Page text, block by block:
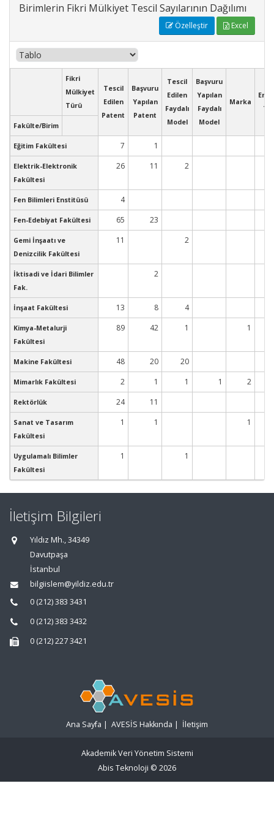
Birimlerin Fikri Mülkiyet Tescil Sayılarının Dağılımı
Özelleştir Excel
Fikri
Mülkiyet
Türü
Tescil
Edilen
Patent
Başvuru
Yapılan
Patent
Tescil
Edilen
Faydalı
Model
Başvuru
Yapılan
Faydalı
Model
Marka
Fakülte/Birim
Eğitim Fakültesi 7 1
Elektrik-Elektronik
Fakültesi
26 11 2
Fen Bilimleri Enstitüsü 4
Fen-Edebiyat Fakültesi 65 23
Gemi İnşaatı ve
Denizcilik Fakültesi
11 2
İktisadi ve İdari Bilimler
Fak.
2
İnşaat Fakültesi 13 8 4
Kimya-Metalurji
Fakültesi
89 42 1 1
Makine Fakültesi 48 20 20
Mimarlık Fakültesi 2 1 1 1 2
Rektörlük 24 11
Sanat ve Tasarım
Fakültesi
1 1 1
Uygulamalı Bilimler
Fakültesi
1 1
İletişim Bilgileri
Yıldız Mh., 34349
Davutpaşa
İstanbul
bilgiislem@yildiz.edu.tr
0 (212) 383 3431
0 (212) 383 3432
0 (212) 227 3421
Ana Sayfa | AVESİS Hakkında | İletişim
Akademik Veri Yönetim Sistemi
Abis Teknoloji © 2026